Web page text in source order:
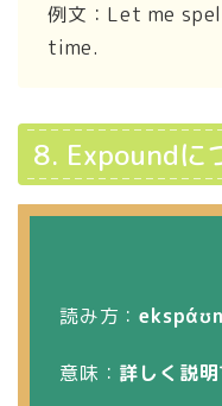
例文：Let me
time.
8. Expoundに
読み方：
意味： 詳しく説